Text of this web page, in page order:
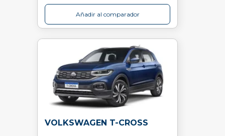
Añadir al comparador
VOLKSWAGEN T-CROSS